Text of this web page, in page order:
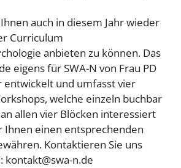
auch in diesem Jahr wieder
Curriculum
anbieten zu können. Das
eigens für SWA-N von Frau PD
entwickelt und umfasst vier
welche einzeln buchbar
allen vier Blöcken interessiert
Ihnen einen entsprechenden
Kontaktieren Sie uns
kontakt@swa-n.de